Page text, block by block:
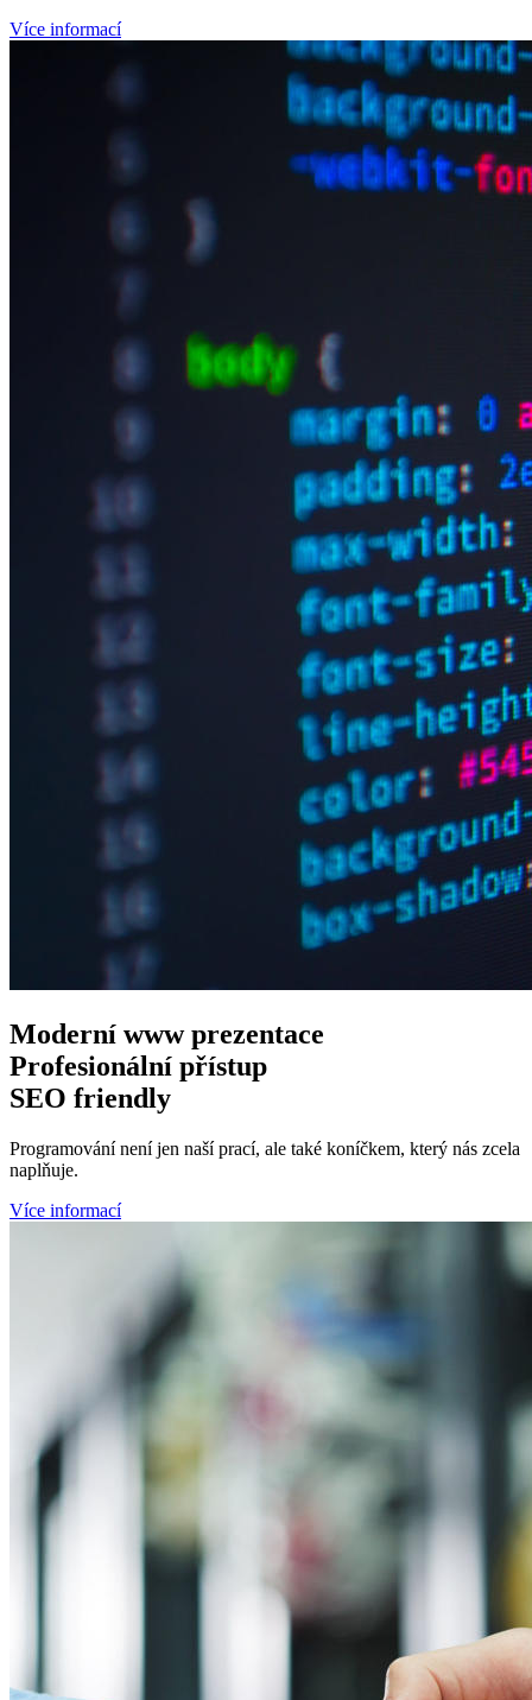
Více informací
Moderní wwwprezentace
Profesionální přístup
SEO friendly
Programování není jen naší prací, ale také koníčkem, který nás zcela
naplňuje.
Více informací